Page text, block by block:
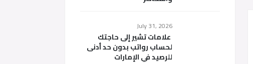
July 31, 2026
علامات تشير إلى حاجتك
لحساب رواتب بدون حد أدنى
للرصيد في الإمارات